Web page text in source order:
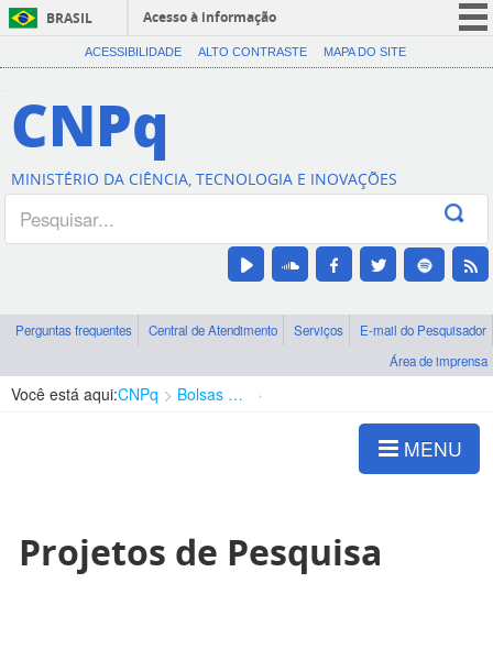
BRASIL
Acesso à informação
CORONAVÍRUS (COVID-19)
Canais
ACESSIBILIDADE ALTO CONTRASTE MAPA DO SITE
CNPq
MINISTÉRIO DA CIÊNCIA, TECNOLOGIA E INOVAÇÕES
Perguntas frequentes Central de Atendimento Serviços
E-mail do Pesquisador
Área de imprensa
Você está aqui:CNPq Bolsas e Auxílios Vigentes
MENU
Projetos de Pesquisa